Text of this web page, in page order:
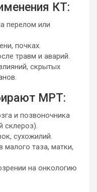
КТ:
перелом или
почках.
травм и аварий.
скрытых
МРТ:
и позвоночника
склероз).
сухожилий.
малого таза, матки,
на онкологию